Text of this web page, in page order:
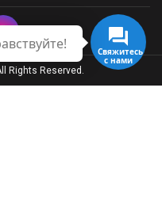
Rights Reserved.